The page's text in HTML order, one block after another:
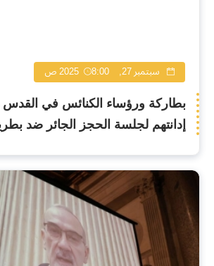
سبتمبر 27, 2025 8:00 ص
بطاركة ورؤساء الكنائس في
إدانتهم لجلسة الحجز الجائر ضد